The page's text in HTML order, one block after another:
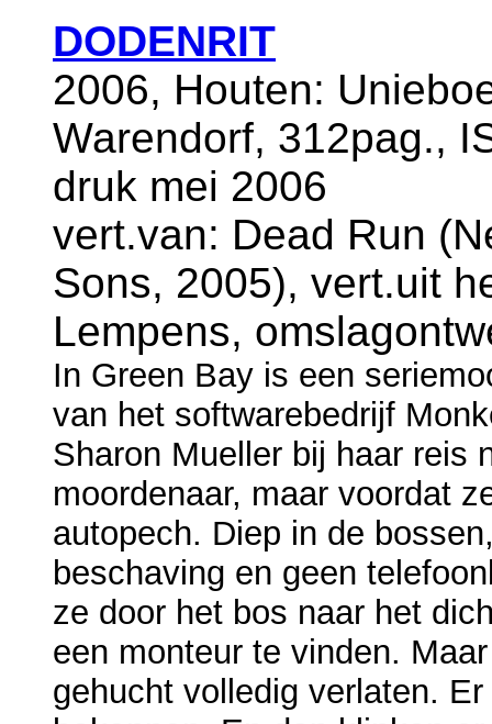
DODENRIT
2006, Houten:
Warendorf, 312pag.,
druk mei 2006
vert.van: Dead Run
Sons, 2005), vert.uit
Lempens,
In Green Bay is een
van het softwarebedrijf
Sharon Mueller bij haar reis
moordenaar, maar voordat
autopech. Diep in de
beschaving en geen
ze door het bos naar het
een monteur te vinden.
gehucht volledig verlaten.